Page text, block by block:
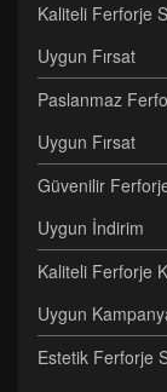
Kaliteli Ferforje
Uygun Fırsat
Paslanmaz
Uygun Fırsat
Güvenilir
Uygun İndirim
Kaliteli Ferforje
Uygun
Estetik Ferforje